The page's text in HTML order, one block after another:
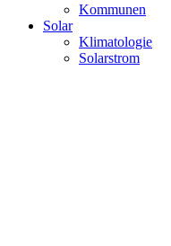
Kommunen
Solar
Klimatologie
Solarstrom